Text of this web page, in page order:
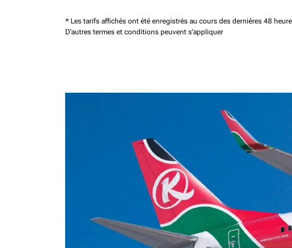
* Les tarifs affichés ont été enregistrés au cours des dernières 48
D'autres termes et conditions peuvent s'appliquer